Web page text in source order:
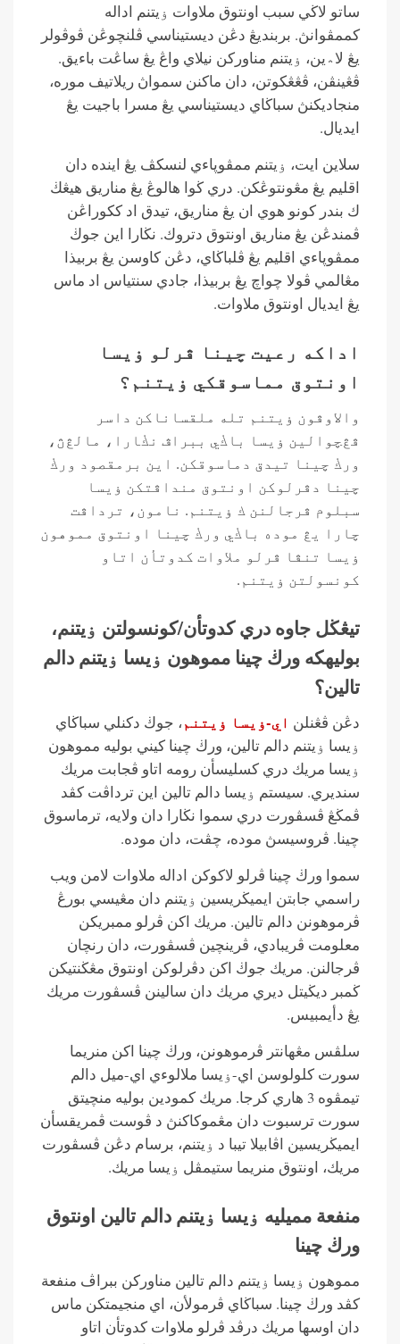
ساتو لاڬي سبب اونتوق ملاوات ۏيتنم اداله
كممڤوانڽ. بربنديڠ دڠن ديستيناسي ڤلنچوڠن ڤوڤولر
يڠ لا؞ين، ۏيتنم مناوركن نيلاي واڠ يڠ ساڠت باءيق.
ڤڠينڤن، ڤڠڠكوتن، دان ماكنن سمواڽ ريلاتيف موره،
منجاديكنڽ سباڬاي ديستيناسي يڠ مسرا باجيت يڠ
ايديال.
سلاين ايت، ۏيتنم ممڤوڽاءي لنسكڤ يڠ اينده دان
اقليم يڠ مڠونتوڠكن. دري ڬوا هالوڠ يڠ مناريق هيڠڬ
ك بندر كونو هوي ان يڠ مناريق، تيدق اد ككوراڠن
ڤمندڠن يڠ مناريق اونتوق دتروك. نڬارا اين جوڬ
ممڤوڽاءي اقليم يڠ ڤلباڬاي، دڠن كاوسن يڠ بربيذا
مڠالمي ڤولا چواچ يڠ بربيذا، جادي سنتياس اد ماس
يڠ ايديال اونتوق ملاوات.
اداكه رعيت چينا ڤرلو ۏيسا
اونتوق مماسوقكي ۏيتنم؟
والاوڤون ۏيتنم تله ملقساناكن داسر
ڤڠچوالين ۏيسا باڬي ببراڤ نڬارا، مالڠڽ،
ورڬ چينا تيدق دماسوقكن. اين برمقصود ورڬ
چينا دڤرلوكن اونتوق منداڤتكن ۏيسا
سبلوم ڤرجالنن ك ۏيتنم. نامون، ترداڤت
چارا يڠ موده باڬي ورڬ چينا اونتوق مموهون
ۏيسا تنڤا ڤرلو ملاوات كدوتأن اتاو
كونسولتن ۏيتنم.
تيڠڬل جاوه دري كدوتأن/كونسولتن ۏيتنم،
بوليهكه ورڬ چينا مموهون ۏيسا ۏيتنم دالم
تالين؟
دڠن ڤڠنلن اي-ۏيسا ۏيتنم، جوڬ دكنلي سباڬاي
ۏيسا ۏيتنم دالم تالين، ورڬ چينا كيني بوليه مموهون
ۏيسا مريك دري كسليسأن رومه اتاو ڤجابت مريك
سنديري. سيستم ۏيسا دالم تالين اين ترداڤت كڤد
ڤمڬڠ ڤسڤورت دري سموا نڬارا دان ولايه، ترماسوق
چينا. ڤروسيسڽ موده، چڤت، دان موده.
سموا ورڬ چينا ڤرلو لاكوكن اداله ملاوات لامن ويب
راسمي جابتن ايميڬريسين ۏيتنم دان مڠيسي بورڠ
ڤرموهونن دالم تالين. مريك اكن ڤرلو ممبريكن
معلومت ڤريبادي، ڤرينچين ڤسڤورت، دان رنچان
ڤرجالنن. مريك جوڬ اكن دڤرلوكن اونتوق مڠڬنتيكن
ڬمبر ديڬيتل ديري مريك دان سالينن ڤسڤورت مريك
يڠ دأيمبيس.
سلڤس مڠهانتر ڤرموهونن، ورڬ چينا اكن منريما
سورت كلولوسن اي-ۏيسا ملالوءي اي-ميل دالم
تيمڤوه 3 هاري كرجا. مريك كمودين بوليه منچيتق
سورت ترسبوت دان مڠموكاكنڽ د ڤوست ڤمريقسأن
ايميڬريسين اڤابيلا تيبا د ۏيتنم، برسام دڠن ڤسڤورت
مريك، اونتوق منريما ستيمڤل ۏيسا مريك.
منفعة مميليه ۏيسا ۏيتنم دالم تالين اونتوق
ورڬ چينا
مموهون ۏيسا ۏيتنم دالم تالين مناوركن ببراڤ منفعة
كڤد ورڬ چينا. سباڬاي ڤرمولأن، اي منجيمتكن ماس
دان اوسها مريك درڤد ڤرلو ملاوات كدوتأن اتاو